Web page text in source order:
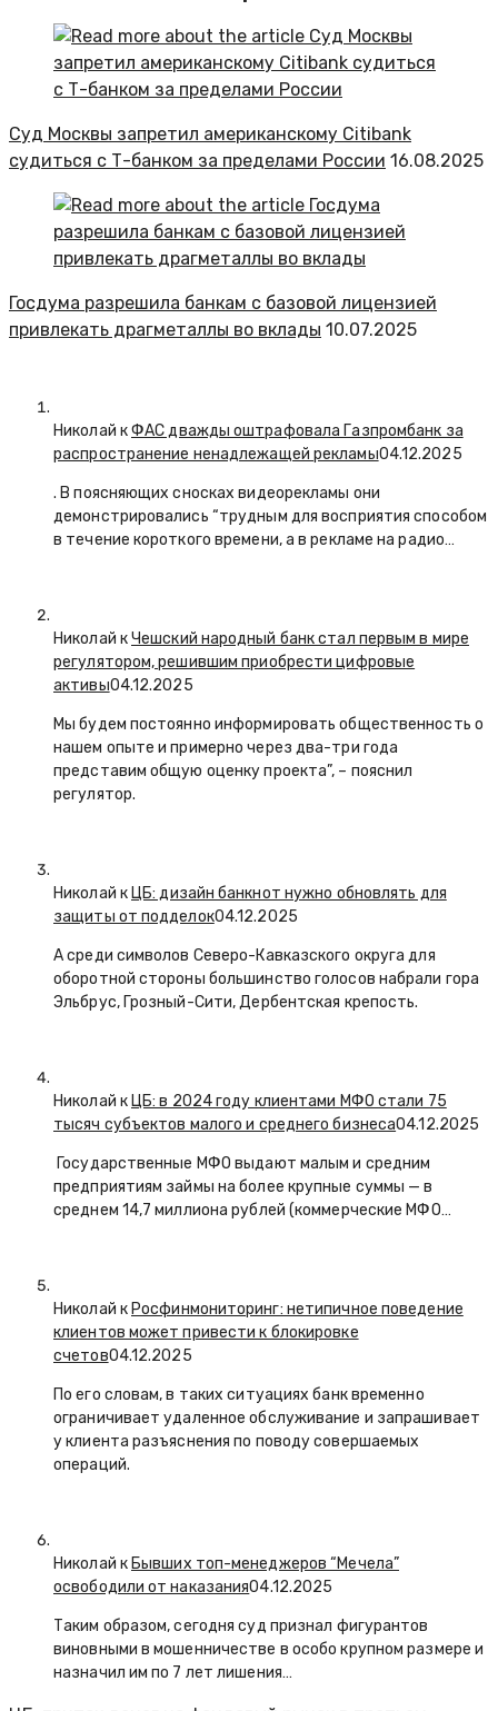
Суд Москвы запретил американскому Citibank
судиться с Т-банком за пределами России 16.08.2025
Госдума разрешила банкам с базовой лицензией
привлекать драгметаллы во вклады 10.07.2025
Николай кФАС дважды оштрафовала Газпромбанк за
распространение ненадлежащей рекламы04.12.2025
. В поясняющих сносках видеорекламы они
демонстрировались “трудным для восприятия способом
в течение короткого времени, а в рекламе на радио…
Николай кЧешский народный банк стал первым в мире
регулятором, решившим приобрести цифровые
активы04.12.2025
Мы будем постоянно информировать общественность о
нашем опыте и примерно через два-три года
представим общую оценку проекта”, – пояснил
регулятор.
Николай к ЦБ: дизайн банкнот нужно обновлять для
защиты от подделок04.12.2025
А среди символов Северо-Кавказского округа для
оборотной стороны большинство голосов набрали гора
Эльбрус, Грозный-Сити, Дербентская крепость.
Николай к ЦБ: в 2024 году клиентами МФО стали 75
тысяч субъектов малого и среднего бизнеса04.12.2025
Государственные МФО выдают малым и средним
предприятиям займы на более крупные суммы — в
среднем 14,7 миллиона рублей (коммерческие МФО…
Николай к Росфинмониторинг: нетипичное поведение
клиентов может привести к блокировке
счетов04.12.2025
По его словам, в таких ситуациях банк временно
ограничивает удаленное обслуживание и запрашивает
у клиента разъяснения по поводу совершаемых
операций.
Николай к Бывших топ-менеджеров “Мечела”
освободили от наказания04.12.2025
Таким образом, сегодня суд признал фигурантов
виновными в мошенничестве в особо крупном размере и
назначил им по 7 лет лишения…